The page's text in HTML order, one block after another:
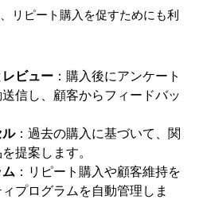
リピート購入を促すためにも利
ビュー ：購入後にアンケート
信し、顧客からフィードバッ
ル：過去の購入に基づいて、関
提案します。
：リピート購入や顧客維持を
プログラムを自動管理しま